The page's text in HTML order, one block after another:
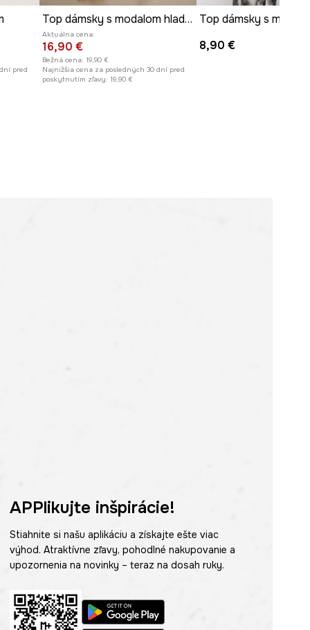
pred
Top dámsky s modalom hladký
Aktuálna cena:
16,90 €
Bežná cena: 19,90 €
Najnižšia cena za posledných 30 dní pred
poskytnutím zľavy: 19,90 €
8,90 €
APPlikujte inšpirácie!
Stiahnite si našu aplikáciu a získajte ešte viac
výhod. Atraktívne zľavy, pohodlné nakupovanie a
upozornenia na novinky – teraz na dosah ruky.